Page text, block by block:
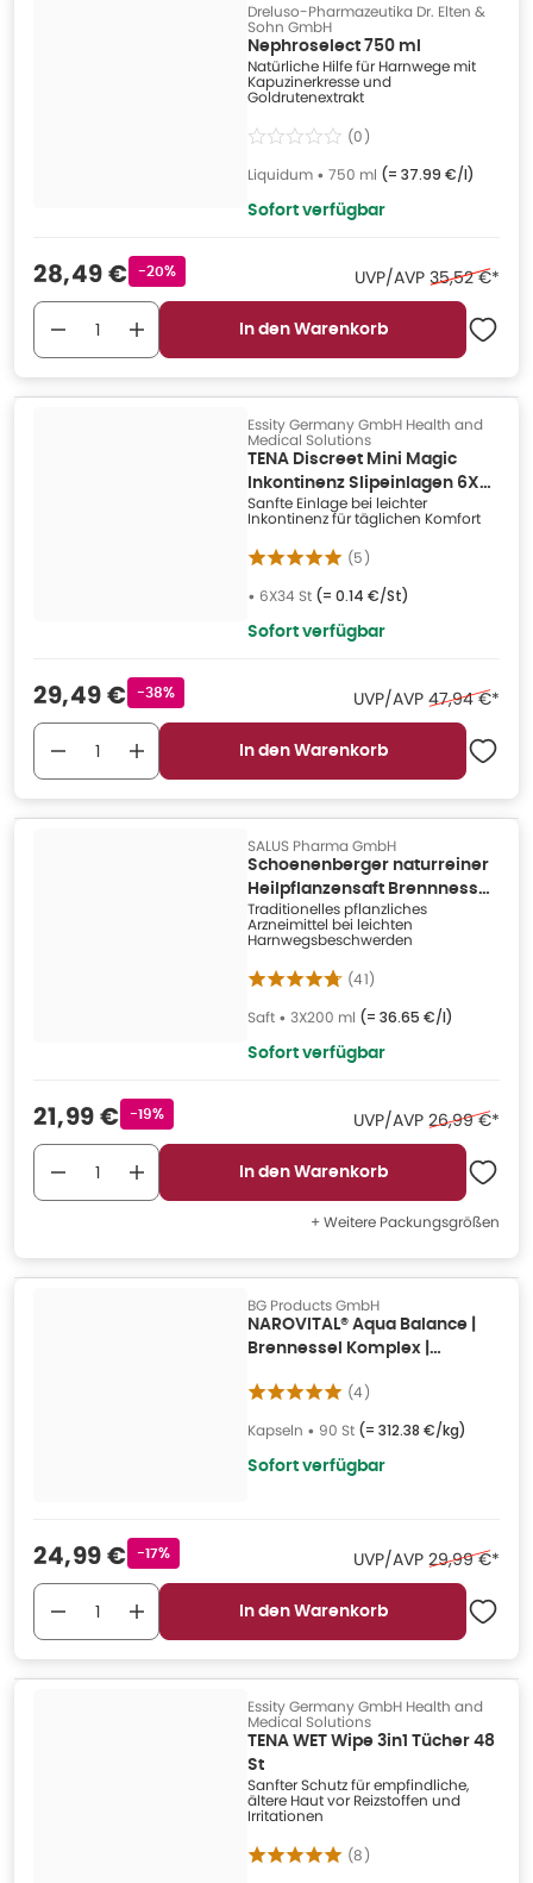
Dreluso-Pharmazeutika Dr. Elten &
Sohn GmbH
Nephroselect 750 ml
Natürliche Hilfe für Harnwege mit
Kapuzinerkresse und
Goldrutenextrakt
(0)
Liquidum • 750 ml (= 37.99 €/l)
Sofort verfügbar
Verkaufspreis
28,49 € Rabattstempel
-20% UVP/AVP Ehemaliger
35,52 €*
In den Warenkorb
Essity Germany GmbH Health and
Medical Solutions
TENA Discreet Mini Magic
Inkontinenz Slipeinlagen 6X34
St
Sanfte Einlage bei leichter
Inkontinenz für täglichen Komfort
(5)
• 6X34 St (= 0.14 €/St)
Sofort verfügbar
Verkaufspreis
29,49 € Rabattstempel
-38% UVP/AVP Ehemaliger
47,94 €*
In den Warenkorb
SALUS Pharma GmbH
Schoenenberger naturreiner
Heilpflanzensaft Brennnessel
3X200 ml
Traditionelles pflanzliches
Arzneimittel bei leichten
Harnwegsbeschwerden
(41)
Saft • 3X200 ml (= 36.65 €/l)
Sofort verfügbar
Verkaufspreis
21,99 € Rabattstempel
-19% UVP/AVP Ehemaliger
26,99 €*
In den Warenkorb
+ Weitere Packungsgrößen
BG Products GmbH
NAROVITAL® Aqua Balance |
Brennessel Komplex |
(4)
Kapseln • 90 St (= 312.38 €/kg)
Sofort verfügbar
Verkaufspreis
24,99 € Rabattstempel
-17% UVP/AVP Ehemaliger
29,99 €*
In den Warenkorb
Essity Germany GmbH Health and
Medical Solutions
TENA WET Wipe 3in1 Tücher 48
St
Sanfter Schutz für empfindliche,
ältere Haut vor Reizstoffen und
Irritationen
(8)